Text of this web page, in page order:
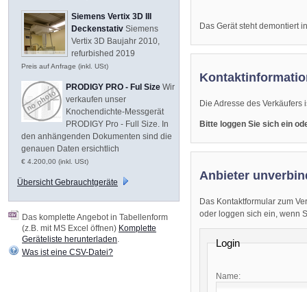
Das Gerät steht demontiert
Die Adresse des
Bitte loggen Sie sich ein
Anbieter
Das Kontaktformular zum
oder loggen sich ein, wenn
Login
Name:
Siemens Vertix 3D III
Deckenstativ Siemens
Vertix 3D Baujahr 2010,
refurbished 2019
Preis auf Anfrage (inkl. USt)
PRODIGY PRO - Ful Size Wir
verkaufen unser
Knochendichte-Messgerät
PRODIGY Pro - Full Size. In
den anhängenden Dokumenten sind die
genauen Daten ersichtlich
€ 4.200,00 (inkl. USt)
Übersicht Gebrauchtgeräte
Das komplette Angebot in Tabellenform
(z.B. mit MS Excel öffnen) Komplette
Geräteliste herunterladen
Was ist eine CSV-Datei?